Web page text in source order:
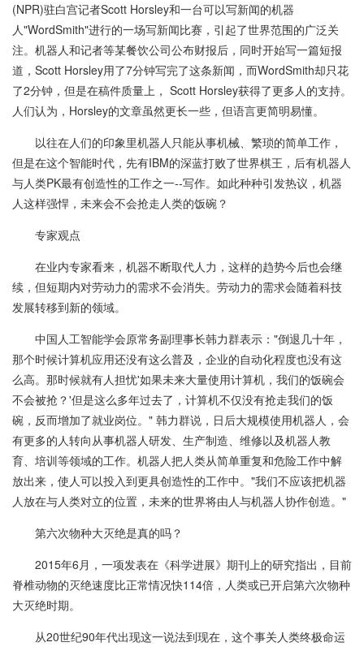
(NPR)驻白宫记者Scott Horsley和一台可以写新闻的机器
人"WordSmith"进行的一场写新闻比赛，引起了世界范围的广泛关
注。机器人和记者等某餐饮公司公布财报后，同时开始写一篇短报
道，Scott Horsley用了7分钟写完了这条新闻，而WordSmith却只花
了2分钟，但是在稿件质量上， Scott Horsley获得了更多人的支持。
人们认为，Horsley的文章虽然更长一些，但语言更简明易懂。
以往在人们的印象里机器人只能从事机械、繁琐的简单工作，
但是在这个智能时代，先有IBM的深蓝打败了世界棋王，后有机器人
与人类PK最有创造性的工作之一--写作。如此种种引发热议，机器
人这样强悍，未来会不会抢走人类的饭碗？
专家观点
在业内专家看来，机器不断取代人力，这样的趋势今后也会继
续，但短期内对劳动力的需求不会消失。劳动力的需求会随着科技
发展转移到新的领域。
中国人工智能学会原常务副理事长韩力群表示："倒退几十年，
那个时候计算机应用还没有这么普及，企业的自动化程度也没有这
么高。那时候就有人担忧'如果未来大量使用计算机，我们的饭碗会
不会被抢？'但是这么多年过去了，计算机不仅没有抢走我们的饭
碗，反而增加了就业岗位。" 韩力群说，日后大规模使用机器人，会
有更多的人转向从事机器人研发、生产制造、维修以及机器人教
育、培训等领域的工作。机器人把人类从简单重复和危险工作中解
放出来，使人可以投入到更具创造性的工作中。"我们不应该把机器
人放在与人类对立的位置，未来的世界将由人与机器人协作创造。"
第六次物种大灭绝是真的吗？
2015年6月，一项发表在《科学进展》期刊上的研究指出，目前
脊椎动物的灭绝速度比正常情况快114倍，人类或已开启第六次物种
大灭绝时期。
从20世纪90年代出现这一说法到现在，这个事关人类终极命运